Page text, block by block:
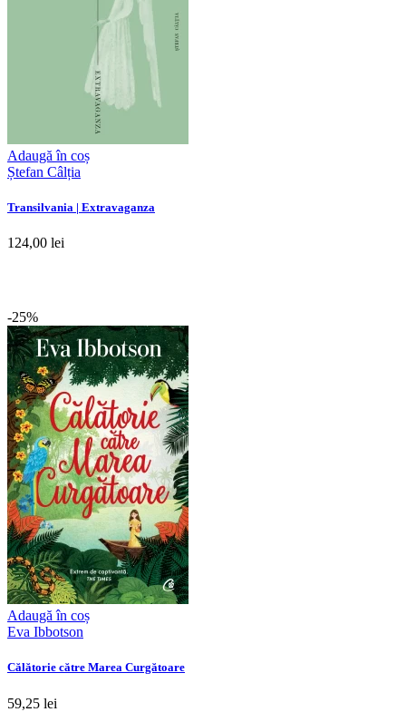
Adaugă în coș
Ștefan Câlția
Transilvania | Extravaganza
124,00 lei
-25%
Adaugă în coș
Eva Ibbotson
Călătorie către Marea Curgătoare
59,25 lei